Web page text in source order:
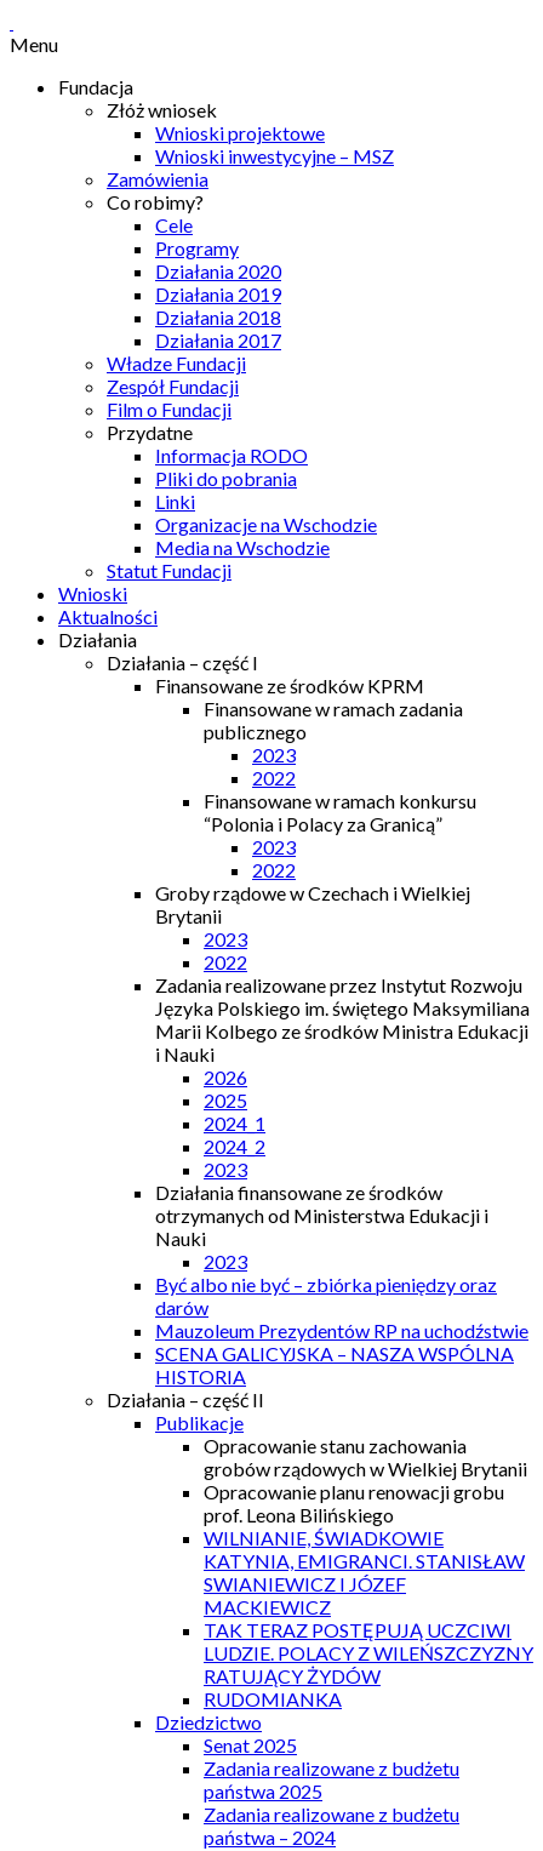
Menu
Fundacja
Złóż wniosek
Wnioski projektowe
Wnioski inwestycyjne – MSZ
Zamówienia
Co robimy?
Cele
Programy
Działania 2020
Działania 2019
Działania 2018
Działania 2017
Władze Fundacji
Zespół Fundacji
Film o Fundacji
Przydatne
Informacja RODO
Pliki do pobrania
Linki
Organizacje na Wschodzie
Media na Wschodzie
Statut Fundacji
Wnioski
Aktualności
Działania
Działania – część I
Finansowane ze środków KPRM
Finansowane w ramach zadania
publicznego
2023
2022
Finansowane w ramach konkursu
“Polonia i Polacy za Granicą”
2023
2022
Groby rządowe w Czechach i Wielkiej
Brytanii
2023
2022
Zadania realizowane przez Instytut Rozwoju
Języka Polskiego im. świętego Maksymiliana
Marii Kolbego ze środków Ministra Edukacji
i Nauki
2026
2025
2024_1
2024_2
2023
Działania finansowane ze środków
otrzymanych od Ministerstwa Edukacji i
Nauki
2023
Być albo nie być – zbiórka pieniędzy oraz
darów
Mauzoleum Prezydentów RP na uchodźstwie
SCENA GALICYJSKA – NASZA WSPÓLNA
HISTORIA
Działania – część II
Publikacje
Opracowanie stanu zachowania
grobów rządowych w Wielkiej Brytanii
Opracowanie planu renowacji grobu
prof. Leona Bilińskiego
WILNIANIE, ŚWIADKOWIE
KATYNIA, EMIGRANCI. STANISŁAW
SWIANIEWICZ I JÓZEF
MACKIEWICZ
TAK TERAZ POSTĘPUJĄ UCZCIWI
LUDZIE. POLACY Z WILEŃSZCZYZNY
RATUJĄCY ŻYDÓW
RUDOMIANKA
Dziedzictwo
Senat 2025
Zadania realizowane z budżetu
państwa 2025
Zadania realizowane z budżetu
państwa – 2024